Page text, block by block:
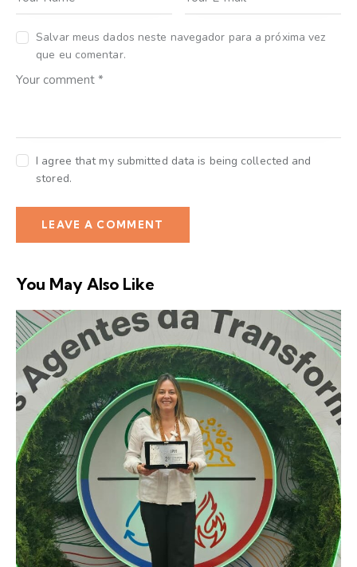
Salvar meus dados neste navegador para a próxima vez
que eu comentar.
I agree that my submitted data is being collected and
stored.
You May Also Like